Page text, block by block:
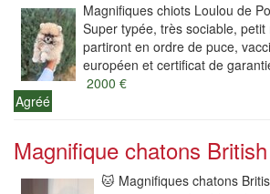
Magnifiques chiots Loulou de
Super typée, très sociable, petit
partiront en ordre de puce,
européen et certificat de
2000 €
Agréé
Magnifique chatons British
🐱 Magnifiques chatons